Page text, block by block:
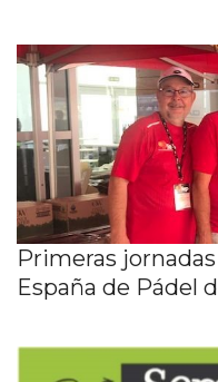
Primeras
España de Pádel